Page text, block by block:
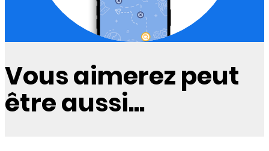
Vous aimerez peut
être aussi...